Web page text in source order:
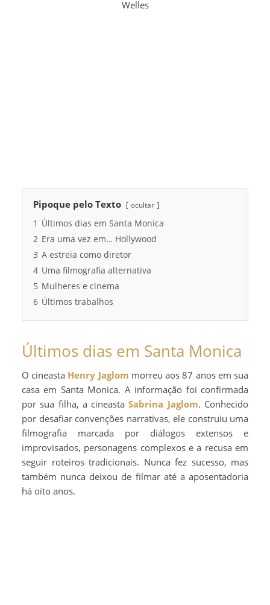
Welles
Pipoque pelo Texto ocultar
1 Últimos dias em Santa Monica
2 Era uma vez em… Hollywood
3 A estreia como diretor
4 Uma filmografia alternativa
5 Mulheres e cinema
6 Últimos trabalhos
Últimos dias em Santa Monica
O cineasta Henry Jaglom morreu aos 87 anos em sua
casa em Santa Monica. A informação foi confirmada
por sua filha, a cineastaSabrina Jaglom. Conhecido
por desafiar convenções narrativas, ele construiu uma
filmografia marcada por diálogos extensos e
improvisados, personagens complexos e a recusa em
seguir roteiros tradicionais. Nunca fez sucesso, mas
também nunca deixou de filmar até a aposentadoria
há oito anos.